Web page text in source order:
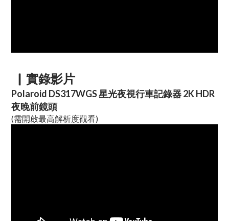
▏實錄影片
Polaroid DS317WGS 星光夜視行車記錄器 2K HDR
夜晚前鏡頭
(需開啟最高解析度觀看)